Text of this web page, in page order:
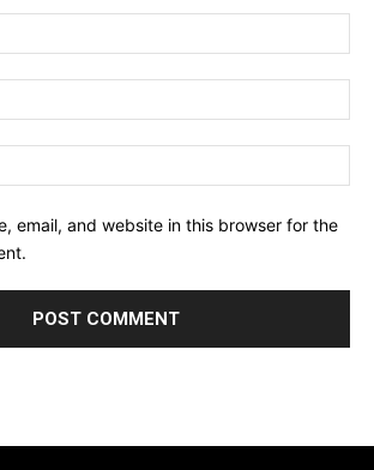
email, and website in this browser for the